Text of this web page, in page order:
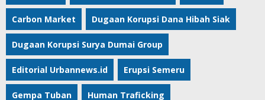
Carbon Market Dugaan Korupsi Dana Hibah Siak
Dugaan Korupsi Surya Dumai Group
Editorial Urbannews.id Erupsi Semeru
Gempa Tuban Human Traficking